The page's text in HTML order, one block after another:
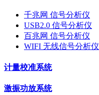
千兆网 信号分析仪
USB2.0 信号分析仪
百兆网 信号分析仪
WIFI 无线信号分析仪
计量校准系统
激振功放系统